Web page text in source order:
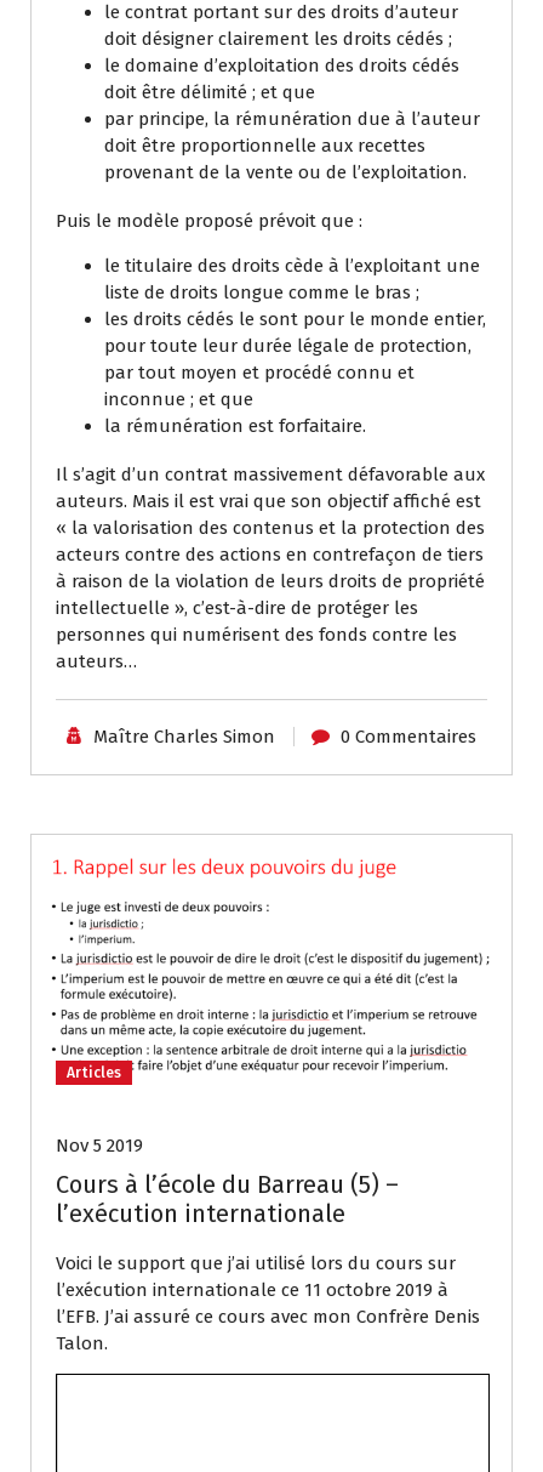
le contrat portant sur des droits d’auteur
doit désigner clairement les droits cédés ;
le domaine d’exploitation des droits cédés
doit être délimité ; et que
par principe, la rémunération due à l’auteur
doit être proportionnelle aux recettes
provenant de la vente ou de l’exploitation.
Puis le modèle proposé prévoit que :
le titulaire des droits cède à l’exploitant une
liste de droits longue comme le bras ;
les droits cédés le sont pour le monde entier,
pour toute leur durée légale de protection,
par tout moyen et procédé connu et
inconnue ; et que
la rémunération est forfaitaire.
Il s’agit d’un contrat massivement défavorable aux
auteurs. Mais il est vrai que son objectif affiché est
« la valorisation des contenus et la protection des
acteurs contre des actions en contrefaçon de tiers
à raison de la violation de leurs droits de propriété
intellectuelle », c’est-à-dire de protéger les
personnes qui numérisent des fonds contre les
auteurs…
Maître Charles Simon 0 Commentaires
Articles
Nov 5 2019
Cours à l’école du Barreau (5) –
l’exécution internationale
Voici le support que j’ai utilisé lors du cours sur
l’exécution internationale ce 11 octobre 2019 à
l’EFB. J’ai assuré ce cours avec mon Confrère Denis
Talon.